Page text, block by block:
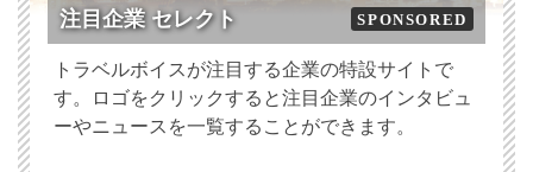
注目企業 セレクト SPONSORED
トラベルボイスが注目する企業の特設サイトで
す。ロゴをクリックすると注目企業のインタビュ
ーやニュースを一覧することができます。